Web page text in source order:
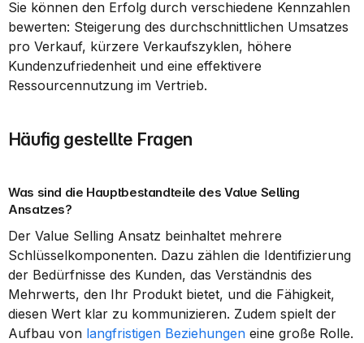
Sie können den Erfolg durch verschiedene Kennzahlen
bewerten: Steigerung des durchschnittlichen Umsatzes
pro Verkauf, kürzere Verkaufszyklen, höhere
Kundenzufriedenheit und eine effektivere
Ressourcennutzung im Vertrieb.
Häufig gestellte Fragen
Was sind die Hauptbestandteile des Value Selling
Ansatzes?
Der Value Selling Ansatz beinhaltet mehrere
Schlüsselkomponenten. Dazu zählen die Identifizierung
der Bedürfnisse des Kunden, das Verständnis des
Mehrwerts, den Ihr Produkt bietet, und die Fähigkeit,
diesen Wert klar zu kommunizieren. Zudem spielt der
Aufbau von langfristigen Beziehungen eine große Rolle.